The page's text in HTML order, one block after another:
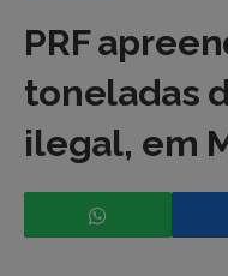
PRF
toneladas
ilegal, em